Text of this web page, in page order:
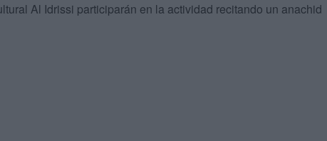
Al Idrissi participarán en la actividad recitando un anachid